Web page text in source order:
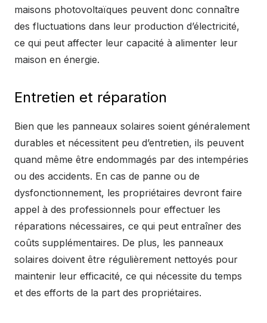
maisons photovoltaïques peuvent donc connaître
des fluctuations dans leur production d’électricité,
ce qui peut affecter leur capacité à alimenter leur
maison en énergie.
Entretien et réparation
Bien que les panneaux solaires soient généralement
durables et nécessitent peu d’entretien, ils peuvent
quand même être endommagés par des intempéries
ou des accidents. En cas de panne ou de
dysfonctionnement, les propriétaires devront faire
appel à des professionnels pour effectuer les
réparations nécessaires, ce qui peut entraîner des
coûts supplémentaires. De plus, les panneaux
solaires doivent être régulièrement nettoyés pour
maintenir leur efficacité, ce qui nécessite du temps
et des efforts de la part des propriétaires.